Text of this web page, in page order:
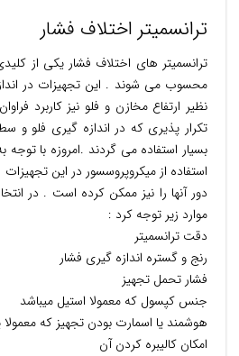
ترانسمیتر اختلاف فشار
ترانسمیتر های اختلاف فشار یکی از
محسوب می شوند . این تجهیزات در
نظیر ارتفاع مخازن و فلو نیز کاربرد
تکرار پذیری که در اندازه گیری فلو و
بسیار استفاده می گردند .امروزه با
استفاده از میکروپروسسور در این تجهیزات
دور آنها را نیز ممکن کرده است . در
موارد زیر توجه کرد :
دقت ترانسمیتر
رنج و گستره اندازه گیری فشار
فشار تحمل تجهیز
جنس کپسول که معمولا استیل میباشد
هوشمند یا اسمارت بودن تجهیز که
امکان کالیبره کردن آن